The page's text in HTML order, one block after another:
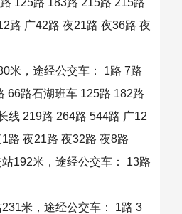
路 广42路 夜21路 夜36路 夜
米，途经公交车： 1路 7路
66路石湖班车 125路 182路
线 219路 264路 544路 广12
路 夜21路 夜32路 夜8路
192米，途经公交车： 13路
米，途经公交车： 1路 3